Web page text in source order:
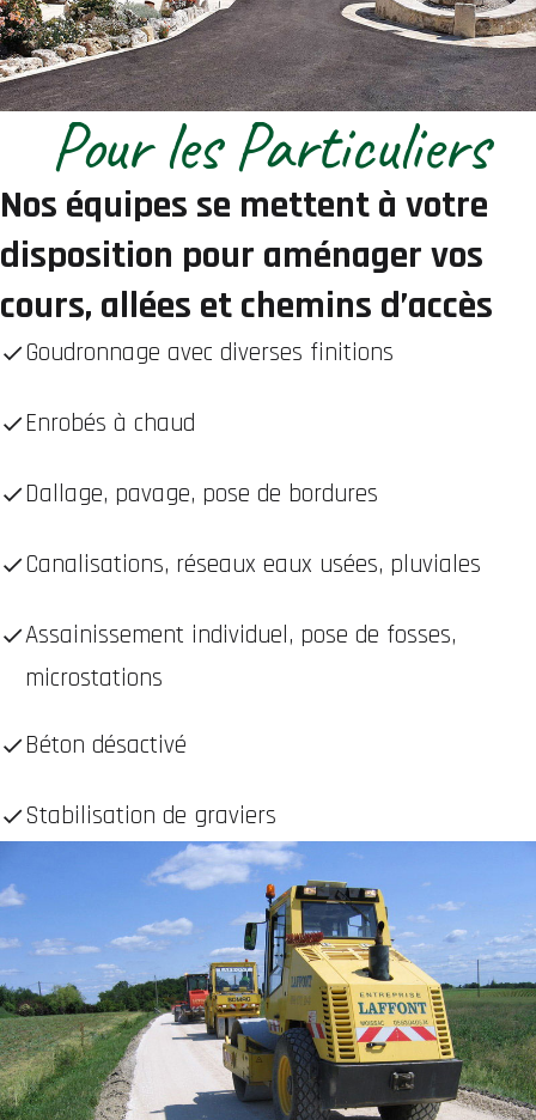
Pour les Particuliers
Nos équipes se mettent à votre
disposition pour aménager vos
cours, allées et chemins d’accès
Goudronnage avec diverses finitions
Enrobés à chaud
Dallage, pavage, pose de bordures
Canalisations, réseaux eaux usées, pluviales
Assainissement individuel, pose de fosses,
microstations
Béton désactivé
Stabilisation de graviers